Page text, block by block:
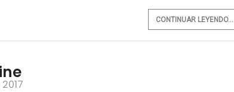
CONTINUAR LEYENDO...